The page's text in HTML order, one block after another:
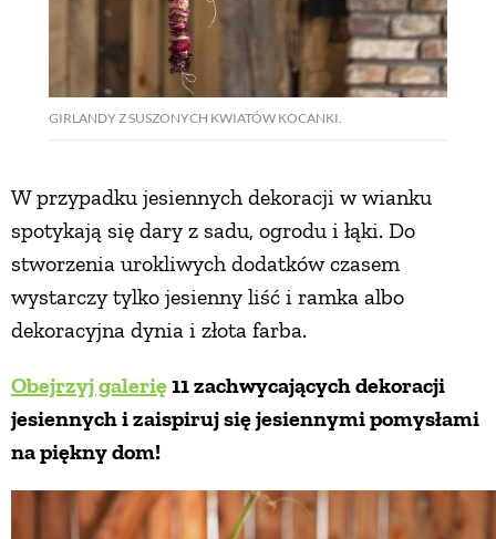
GIRLANDY Z SUSZONYCH KWIATÓW KOCANKI.
W przypadku jesiennych dekoracji w wianku
spotykają się dary z sadu, ogrodu i łąki. Do
stworzenia urokliwych dodatków czasem
wystarczy tylko jesienny liść i ramka albo
dekoracyjna dynia i złota farba.
Obejrzyj galerię11 zachwycających dekoracji
jesiennych i zaispiruj się jesiennymi pomysłami
na piękny dom!